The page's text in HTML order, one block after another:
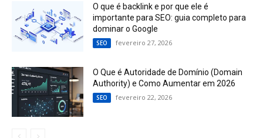
O que é backlink e por que ele é
importante para SEO: guia completo para
dominar o Google
SEO fevereiro 27, 2026
O Que é Autoridade de Domínio (Domain
Authority) e Como Aumentar em 2026
SEO fevereiro 22, 2026